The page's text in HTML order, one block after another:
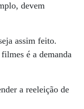
devem
assim feito.
é a demanda
a reeleição de